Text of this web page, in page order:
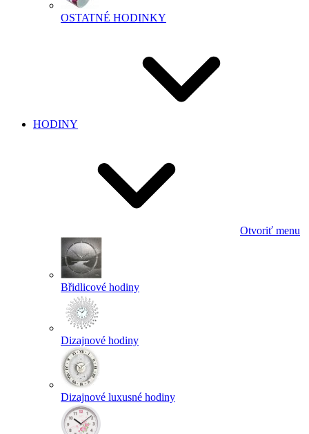
OSTATNÉ HODINKY
HODINY
Otvoriť menu
Břidlicové hodiny
Dizajnové hodiny
Dizajnové luxusné hodiny